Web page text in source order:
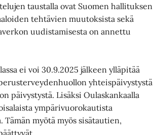
taustalla ovat Suomen hallituksen
tehtävien muutoksista sekä
uudistamisesta on annettu
ei voi 30.9.2025 jälkeen ylläpitää
yhteispäivystystä
päivystystä. Lisäksi Oulaskankaalla
ympärivuorokautista
myötä myös sisätautien,